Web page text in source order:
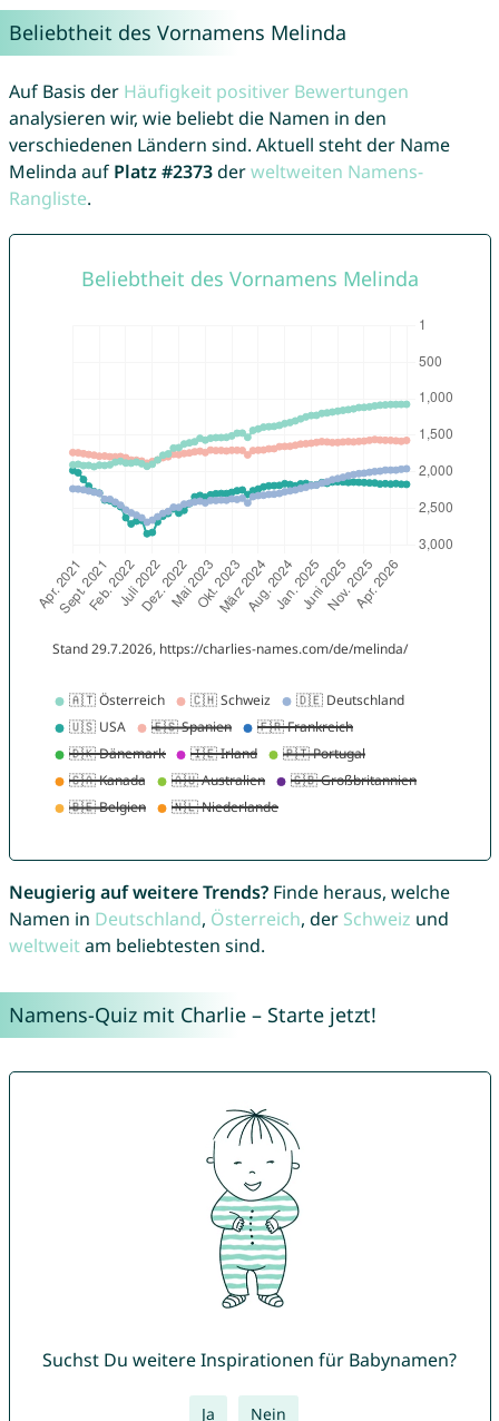
Beliebtheit des Vornamens Melinda
Auf Basis der Häufigkeit positiver Bewertungen
analysieren wir, wie beliebt die Namen in den
verschiedenen Ländern sind. Aktuell steht der Name
Melinda auf Platz #2373derweltweiten Namens-
Rangliste.
Neugierig auf weitere Trends?Finde heraus, welche
Namen in Deutschland, Österreich, der Schweiz und
weltweitam beliebtesten sind.
Namens-Quiz mit Charlie – Starte jetzt!
Suchst Du weitere Inspirationen für Babynamen?
Ja Nein